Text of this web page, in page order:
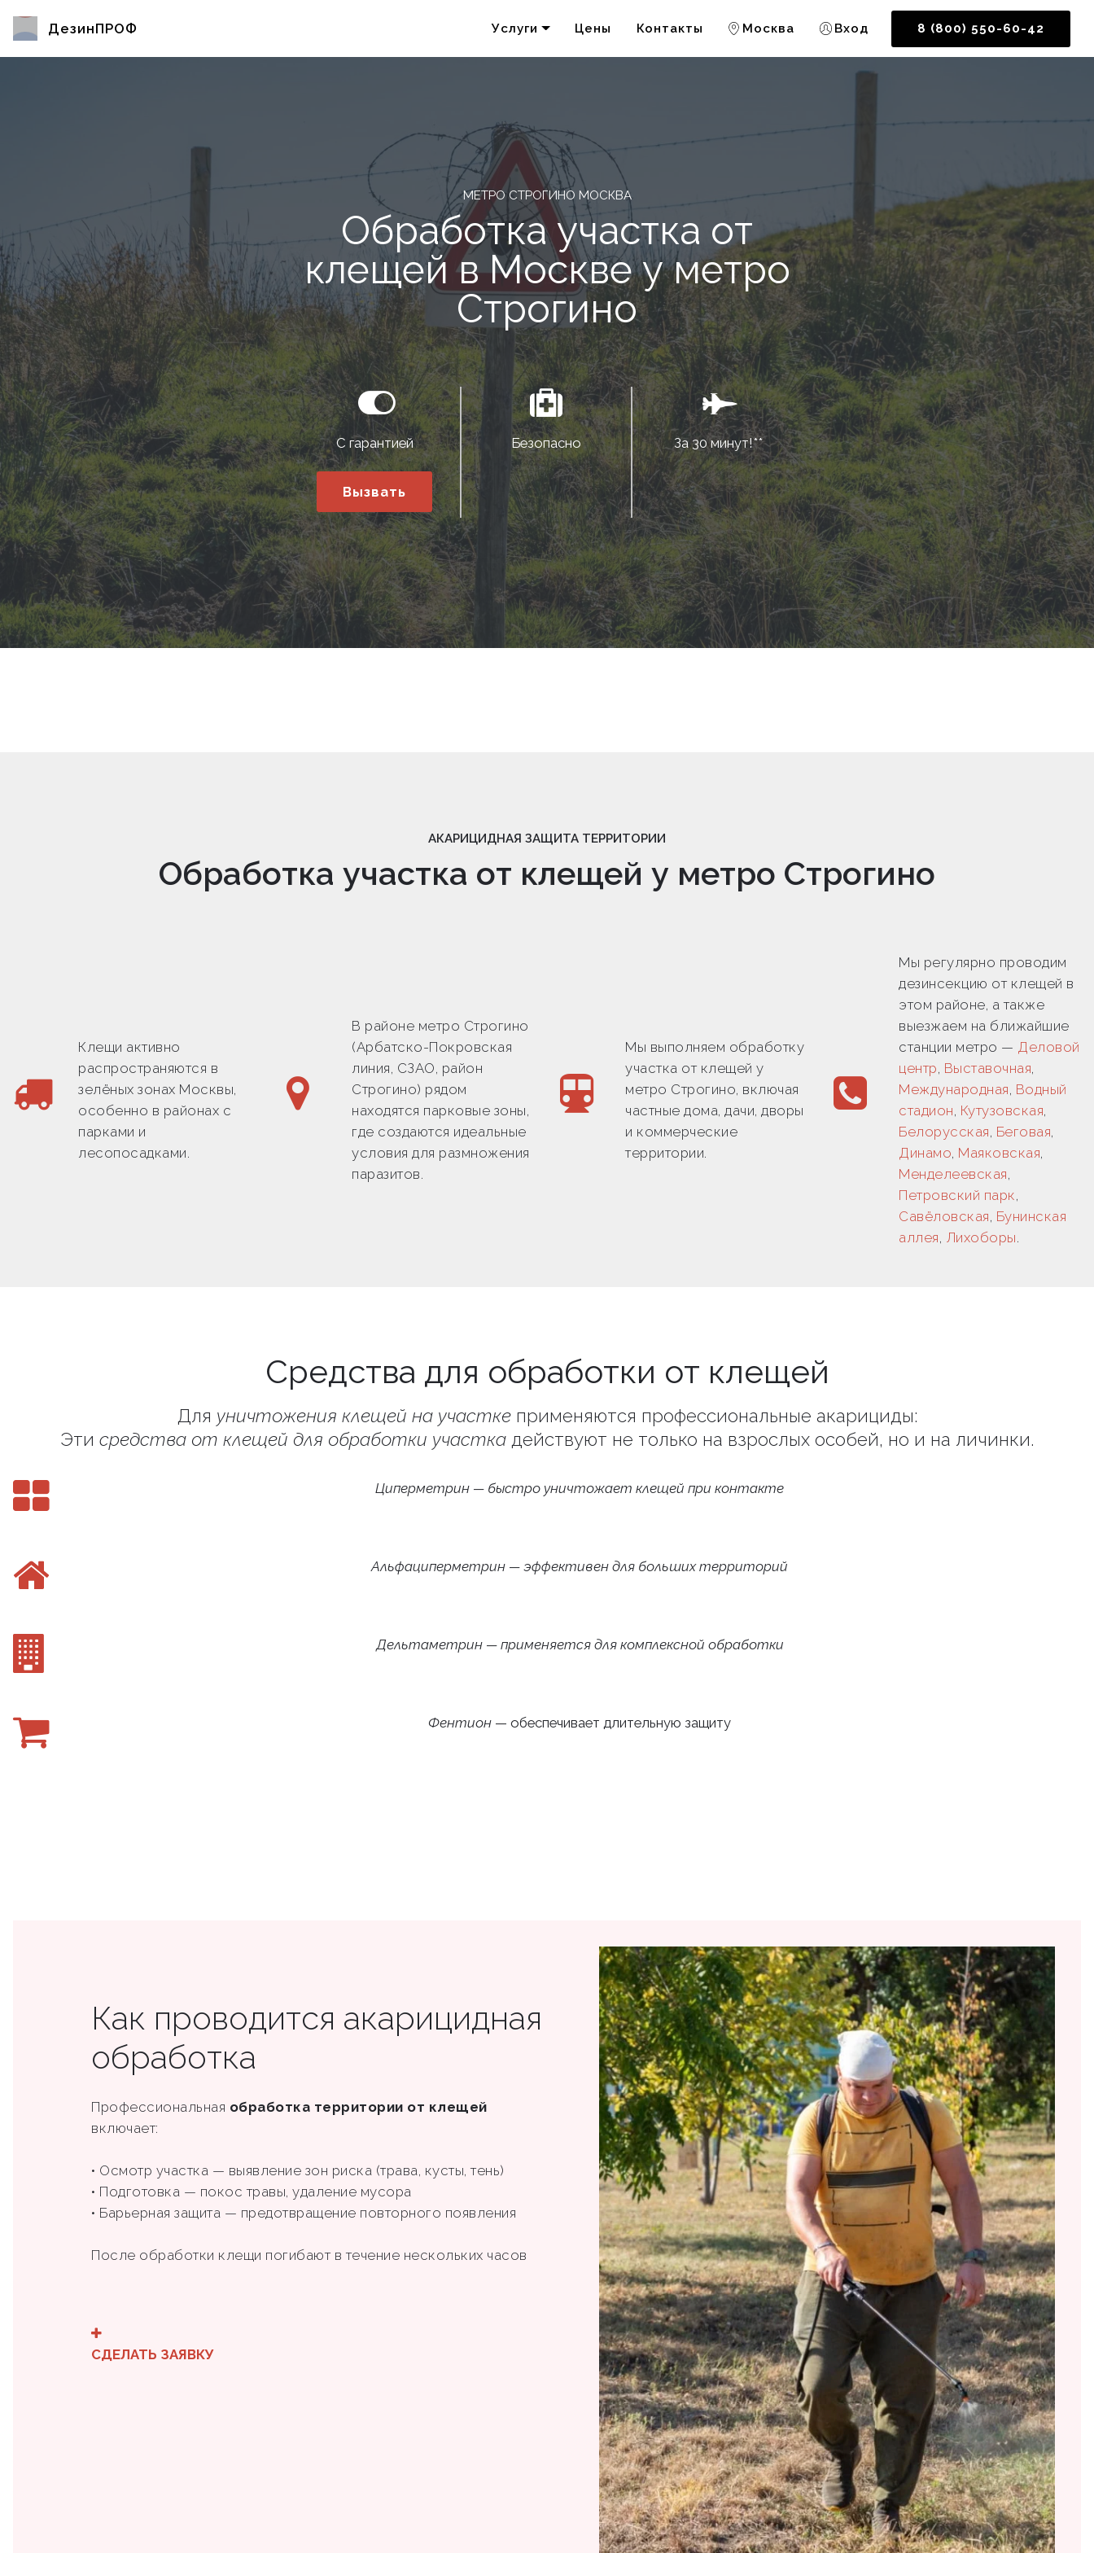
ДезинПРОФ Услуги Цены Контакты Москва Вход 8 (800) 550-60-42
МЕТРО СТРОГИНО МОСКВА
Обработка участка от
клещей в Москве у метро
Строгино
С гарантией
Вызвать
Безопасно За 30 минут!**
АКАРИЦИДНАЯ ЗАЩИТА ТЕРРИТОРИИ
Обработка участка от клещей у метро Строгино
Клещи активно
распространяются в
зелёных зонах Москвы,
особенно в районах с
парками и
лесопосадками.
В районе метро Строгино
(Арбатско-Покровская
линия, СЗАО, район
Строгино) рядом
находятся парковые зоны,
где создаются идеальные
условия для размножения
паразитов.
Мы выполняем обработку
участка от клещей у
метро Строгино, включая
частные дома, дачи, дворы
и коммерческие
территории.
Мы регулярно проводим
дезинсекцию от клещей в
этом районе, а также
выезжаем на ближайшие
станции метро — Деловой
центр, Выставочная,
Международная, Водный
стадион, Кутузовская,
Белорусская, Беговая,
Динамо, Маяковская,
Менделеевская,
Петровский парк,
Савёловская, Бунинская
аллея, Лихоборы.
Средства для обработки от клещей
Для уничтожения клещей на участкеприменяются профессиональные акарициды:
Эти средства от клещей для обработки участка действуют не только на взрослых особей, но и на личинки.
Циперметрин — быстро уничтожает клещей при контакте
Альфациперметрин — эффективен для больших территорий
Дельтаметрин — применяется для комплексной обработки
Фентион — обеспечивает длительную защиту
Как проводится акарицидная
обработка
Профессиональная обработка территории от клещей
включает:
• Осмотр участка — выявление зон риска (трава, кусты, тень)
• Подготовка — покос травы, удаление мусора
• Барьерная защита — предотвращение повторного появления
После обработки клещи погибают в течение нескольких часов
СДЕЛАТЬ ЗАЯВКУ